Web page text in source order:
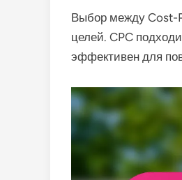
Выбор между Cost-
целей. CPC
эффективен для